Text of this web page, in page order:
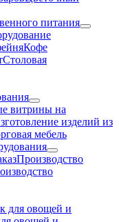
питания
Кофе
Столовая
витрины на
изделий из
мебель
Производство
для овощей и